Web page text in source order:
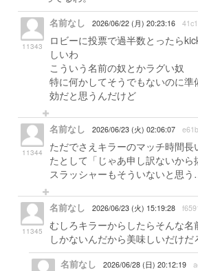
11343
名前なし 2026/06/22 (月) 20:23:16
ロビーに投票で過半数とったら
しいわ
こういう名前の奴とかラグい奴
特に何かしてそうでもないのに
効だと思うんだけど
11344
名前なし 2026/06/23 (火) 02:06:07
ただでさえキラーのマッチ時間
たとして「じゃあ申し訳ないから
スラッシャーもそういないと思
11345
名前なし 2026/06/23 (火) 15:19:28
むしろキラーからしたらそんな
しかないんだから美味しいだけだ
名前なし 2026/06/28 (日) 20:12:19